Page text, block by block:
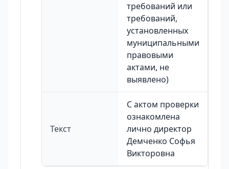
требований или
требований,
установленных
муниципальными
правовыми
актами, не
выявлено)
Текст
С актом проверки
ознакомлена
лично директор
Демченко Софья
Викторовна